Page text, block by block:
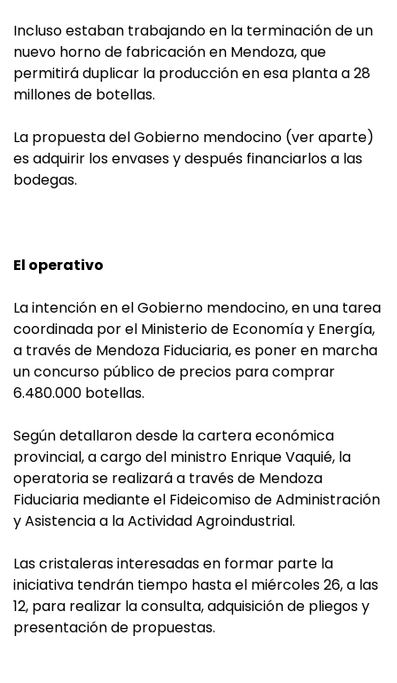
Incluso estaban trabajando en la terminación de un
nuevo horno de fabricación en Mendoza, que
permitirá duplicar la producción en esa planta a 28
millones de botellas.
La propuesta del Gobierno mendocino (ver aparte)
es adquirir los envases y después financiarlos a las
bodegas.
El operativo
La intención en el Gobierno mendocino, en una tarea
coordinada por el Ministerio de Economía y Energía,
a través de Mendoza Fiduciaria, es poner en marcha
un concurso público de precios para comprar
6.480.000 botellas.
Según detallaron desde la cartera económica
provincial, a cargo del ministro Enrique Vaquié, la
operatoria se realizará a través de Mendoza
Fiduciaria mediante el Fideicomiso de Administración
y Asistencia a la Actividad Agroindustrial.
Las cristaleras interesadas en formar parte la
iniciativa tendrán tiempo hasta el miércoles 26, a las
12, para realizar la consulta, adquisición de pliegos y
presentación de propuestas.